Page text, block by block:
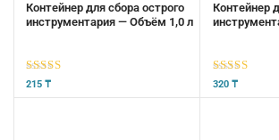
Контейнер для сбора острого
инструментария — Объём 1,0 л
5из 5
215 ₸
Контейнер
5из 5
320 ₸